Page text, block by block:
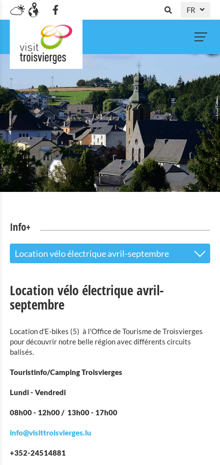
FR
NL
EN
Info+
Location vélo électrique avril-septembre
Attractions touristiques
Culture & musées
Activités intérieures
Eat & Sleep
Location vélo électrique avril-
septembre
Location d'E-bikes (5) à l'Office de Tourisme de Troisvierges
pour découvrir notre belle région avec différents circuits
balisés.
Touristinfo/Camping Troisvierges
Lundi - Vendredi
08h00 - 12h00 / 13h00 - 17h00
info@visittroisvierges.lu
+352-24514881